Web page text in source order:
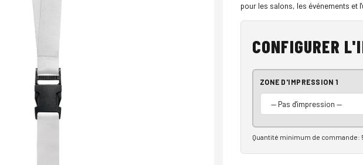
pour les salons, les événements et
CONFIGURER
ZONE D'IMPRESSION 1
Quantité minimum de commande: